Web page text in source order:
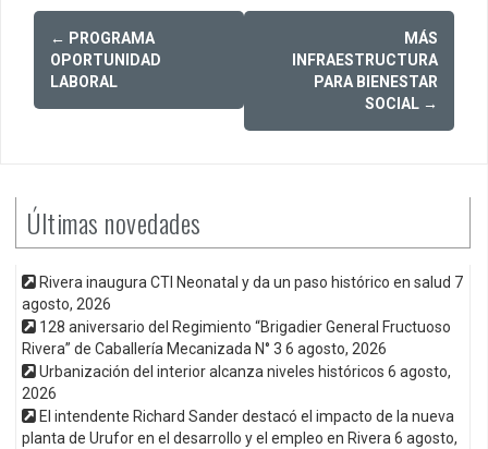
Post
navigation
← PROGRAMA
OPORTUNIDAD
LABORAL
MÁS
INFRAESTRUCTURA
PARA BIENESTAR
SOCIAL →
Últimas novedades
Rivera inaugura CTI Neonatal y da un paso histórico en salud 7
agosto, 2026
128 aniversario del Regimiento “Brigadier General Fructuoso
Rivera” de Caballería Mecanizada N° 3 6 agosto, 2026
Urbanización del interior alcanza niveles históricos 6 agosto,
2026
El intendente Richard Sander destacó el impacto de la nueva
planta de Urufor en el desarrollo y el empleo en Rivera6 agosto,